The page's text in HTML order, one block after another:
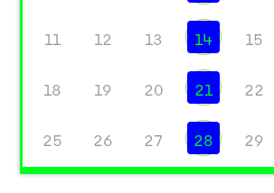
11 12 13 14 15
18 19 20 21 22
25 26 27 28 29